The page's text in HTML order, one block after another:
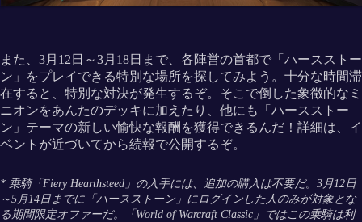
また、3月12日～3月18日まで、各陣営の首都で「ハースストー
ン」をプレイできる特別な場所を探してみよう。十分な時間滞
在すると、特別な対決が発生するぞ。そこで倒した象徴的なミ
ニオンをあんたのデッキに加えたり、他にも「ハースストー
ン」テーマの新しい愉快な報酬を獲得できるんだ！詳細は、イ
ベントが近づいてから続報で公開するぞ。
* 乗騎「Fiery Hearthsteed」の入手には、追加の購入は不要だ。3月12日
～5月14日までに「ハースストーン」にログインした人のみが対象とな
る期間限定オファーだ。「World of Warcraft Classic」ではこの乗騎は利